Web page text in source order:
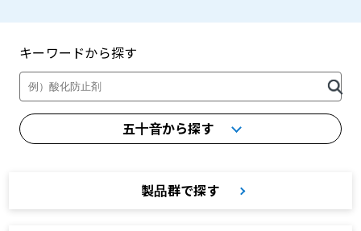
キーワードから探す
五十音から探す
製品群で探す